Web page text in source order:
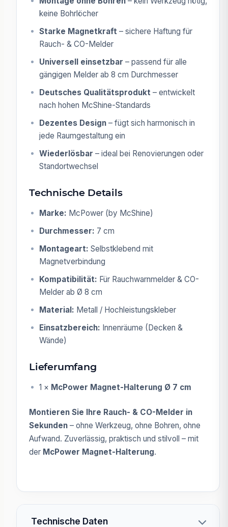
keine Bohrlöcher
Starke Magnetkraft – sichere Haftung für
Rauch- & CO-Melder
Universell einsetzbar – passend für alle
gängigen Melder ab 8 cm Durchmesser
Deutsches Qualitätsprodukt – entwickelt
nach hohen McShine-Standards
Dezentes Design – fügt sich harmonisch in
jede Raumgestaltung ein
Wiederlösbar – ideal bei Renovierungen oder
Standortwechsel
Technische Details
Marke: McPower (by McShine)
Durchmesser: 7 cm
Montageart: Selbstklebend mit
Magnetverbindung
Kompatibilität: Für Rauchwarnmelder & CO-
Melder ab Ø 8 cm
Material: Metall / Hochleistungskleber
Einsatzbereich: Innenräume (Decken &
Wände)
Lieferumfang
1 × McPower Magnet-Halterung Ø 7 cm
Montieren Sie Ihre Rauch- & CO-Melder in
Sekunden – ohne Werkzeug, ohne Bohren, ohne
Aufwand. Zuverlässig, praktisch und stilvoll – mit
der McPower Magnet-Halterung.
Technische Daten